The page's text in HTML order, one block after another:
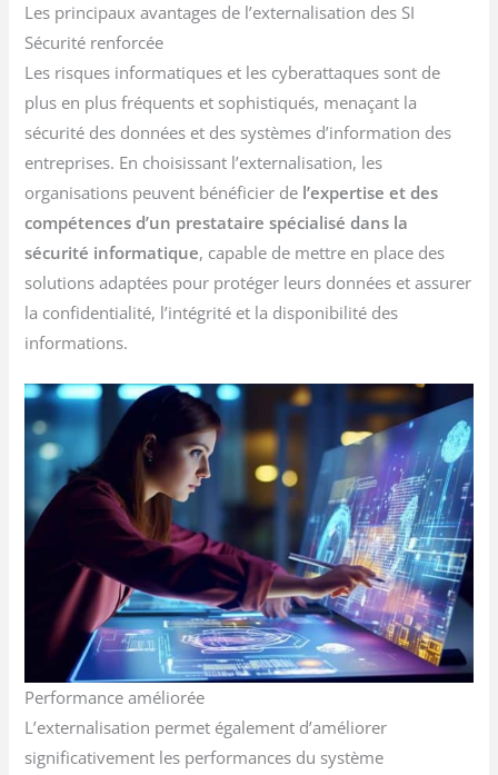
Les principaux avantages de l’externalisation des SI
Sécurité renforcée
Les risques informatiques et les cyberattaques sont de
plus en plus fréquents et sophistiqués, menaçant la
sécurité des données et des systèmes d’information des
entreprises. En choisissant l’externalisation, les
organisations peuvent bénéficier de l’expertise et des
compétences d’un prestataire spécialisé dans la
sécurité informatique, capable de mettre en place des
solutions adaptées pour protéger leurs données et assurer
la confidentialité, l’intégrité et la disponibilité des
informations.
Performance améliorée
L’externalisation permet également d’améliorer
significativement les performances du système